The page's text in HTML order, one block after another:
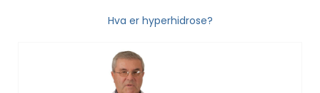
Hva er hyperhidrose?